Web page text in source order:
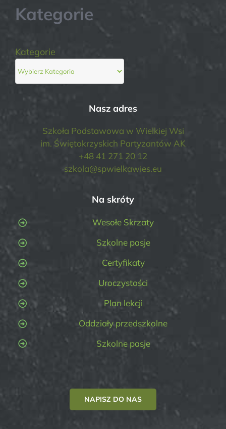
Kategorie
Kategorie
Nasz adres
Szkoła Podstawowa w Wielkiej Wsi
im. Świętokrzyskich Partyzantów AK
+48 41 271 20 12
szkola@spwielkawies.eu
Na skróty
Wesołe Skrzaty
Szkolne pasje
Certyfikaty
Uroczystości
Plan lekcji
Oddziały przedszkolne
Szkolne pasje
NAPISZ DO NAS